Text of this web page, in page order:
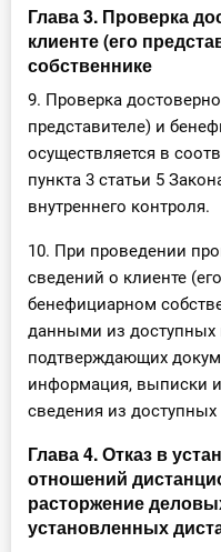
Глава 3. Проверка
клиенте (его
собственнике
9. Проверка
представителе) и
осуществляется в
пункта 3 статьи 5
внутреннего контроля.
10. При проведении
сведений о клиенте
бенефициарном
данными из доступных
подтверждающих
информация, выписки
сведения из доступных
Глава 4. Отказ в
отношений
расторжение
установленных